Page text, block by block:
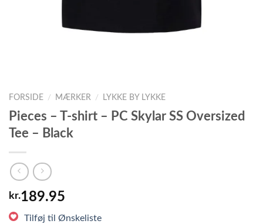
FORSIDE / MÆRKER / LYKKE BY LYKKE
Pieces – T-shirt – PC Skylar SS Oversized
Tee – Black
kr.189.95
Tilføj til Ønskeliste